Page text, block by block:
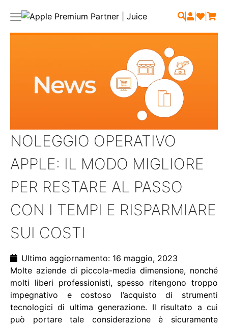
| | |
NOLEGGIO OPERATIVO
APPLE: IL MODO MIGLIORE
PER RESTARE AL PASSO
CON I TEMPI E RISPARMIARE
SUI COSTI
Ultimo aggiornamento: 16 maggio, 2023
Molte aziende di piccola-media dimensione, nonché
molti liberi professionisti, spesso ritengono troppo
impegnativo e costoso l’acquisto di strumenti
tecnologici di ultima generazione. Il risultato a cui
può portare tale considerazione è sicuramente